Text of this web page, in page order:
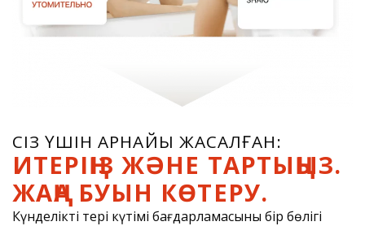
СІЗ ҮШІН АРНАЙЫ ЖАСАЛҒАН:
ИТЕРІҢІЗ ЖӘНЕ ТАРТЫҢЫЗ.
ЖАҢА БУЫН КӨТЕРУ.
Күнделікті тері күтімі бағдарламасының бір бөлігі